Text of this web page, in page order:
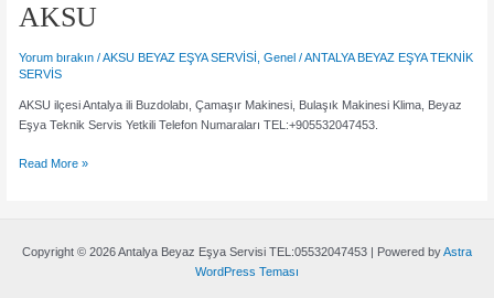
AKSU
Yorum bırakın /AKSU BEYAZ EŞYA SERVİSİ Genel/ANTALYA BEYAZ EŞYA TEKNİK
SERVİS
AKSU ilçesi Antalya ili Buzdolabı, Çamaşır Makinesi, Bulaşık Makinesi Klima, Beyaz
Eşya Teknik Servis Yetkili Telefon Numaraları TEL:+905532047453.
AKSU
Read More »
Copyright © 2026 Antalya Beyaz Eşya Servisi TEL:05532047453 | Powered byAstra
WordPress Teması